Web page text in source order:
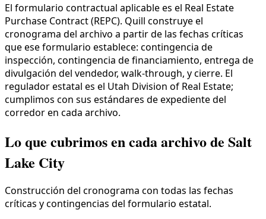
El formulario contractual aplicable es el Real Estate
Purchase Contract (REPC). Quill construye el
cronograma del archivo a partir de las fechas críticas
que ese formulario establece: contingencia de
inspección, contingencia de financiamiento, entrega de
divulgación del vendedor, walk-through, y cierre. El
regulador estatal es el Utah Division of Real Estate;
cumplimos con sus estándares de expediente del
corredor en cada archivo.
Lo que cubrimos en cada archivo de Salt
Lake City
Construcción del cronograma con todas las fechas
críticas y contingencias del formulario estatal.